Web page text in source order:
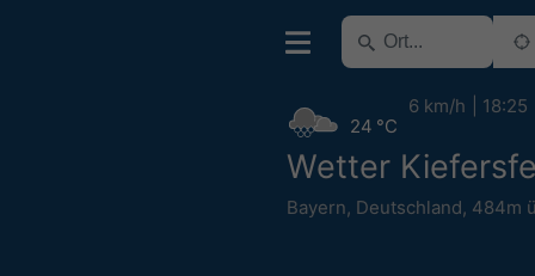
Wetter
Bayern, Deutschland, 484m
24 °C
6 km/h 18:25